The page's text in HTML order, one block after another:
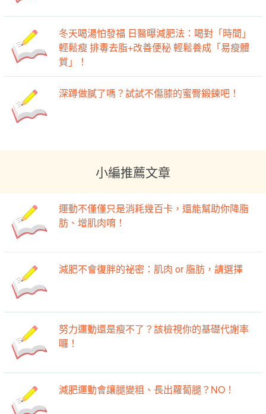
冬天喝湯怕發福 日醫曝減肥法：喝對「時間」
輕鬆瘦 排毒去脂+改善便秘 輕鬆養成「易瘦體
質」！
深蹲做膩了嗎？試試不傷膝的蜜臀鍛鍊吧！
小編推薦文章
運動不僅僅只是消耗幾百卡，還能幫助你降脂
肪、增肌肉唷！
減肥不會復胖的祕密：肌肉 or 脂肪，請選擇
努力運動還是瘦不了？該檢視你的基礎代謝率
囉！
減肥運動會讓腿變粗、長出蘿蔔腿？NO！